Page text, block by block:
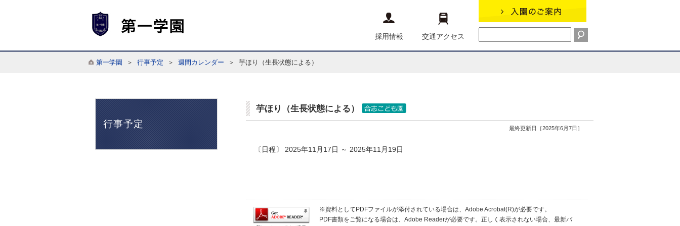
採用情報 交通アクセス
第一学園 ＞ 行事予定 ＞ 週間カレンダー ＞ 芋ほり（生長状態による）
行事予定
芋ほり（生長状態による）
最終更新日［2025年6月7日］
〔日程〕 2025年11月17日 ～ 2025年11月19日
※資料としてPDFファイルが添付されている場合は、Adobe Acrobat(R)が必要です。
PDF書類をご覧になる場合は、Adobe Readerが必要です。正しく表示されない場合、最新バ